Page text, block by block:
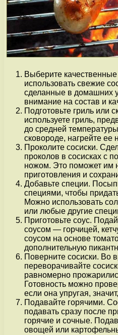
Выберите
использовать свежие
сделанные в домашних
внимание на состав и
Подготовьте гриль или
используете гриль,
до средней
сковороде, нагрейте ее
Проколите сосиски.
проколов в сосисках с
ножом. Это поможет им
приготовления и
Добавьте специи.
специями, чтобы
Можно использовать
или любые другие
Приготовьте соус.
соусом — горчицей,
соусом на основе
дополнительную
Поверните сосиски. Во
переворачивайте
равномерно
Готовность можно
если она упругая,
Подавайте горячими.
подавать сразу после
горячие и сочные.
овощей или